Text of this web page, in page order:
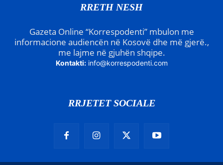
RRETH NESH
Gazeta Online “Korrespodenti” mbulon me
informacione audiencën në Kosovë dhe më gjerë.,
me lajme në gjuhën shqipe.
Kontakti: info@korrespodenti.com
RRJETET SOCIALE